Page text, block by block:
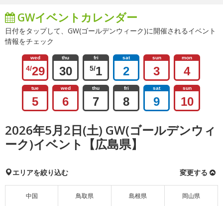
GWイベントカレンダー
日付をタップして、GW(ゴールデンウィーク)に開催されるイベント
情報をチェック
wed
4/29
thu
30
fri
5/1
sat
2
sun
3
mon
4
tue
5
wed
6
thu
7
fri
8
sat
9
sun
10
2026年5月2日(土) GW(ゴールデンウィ
ーク)イベント【広島県】
エリアを絞り込む 変更する
中国 鳥取県 島根県 岡山県